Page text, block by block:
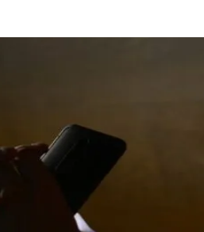
Jardim dos CamargosJardim